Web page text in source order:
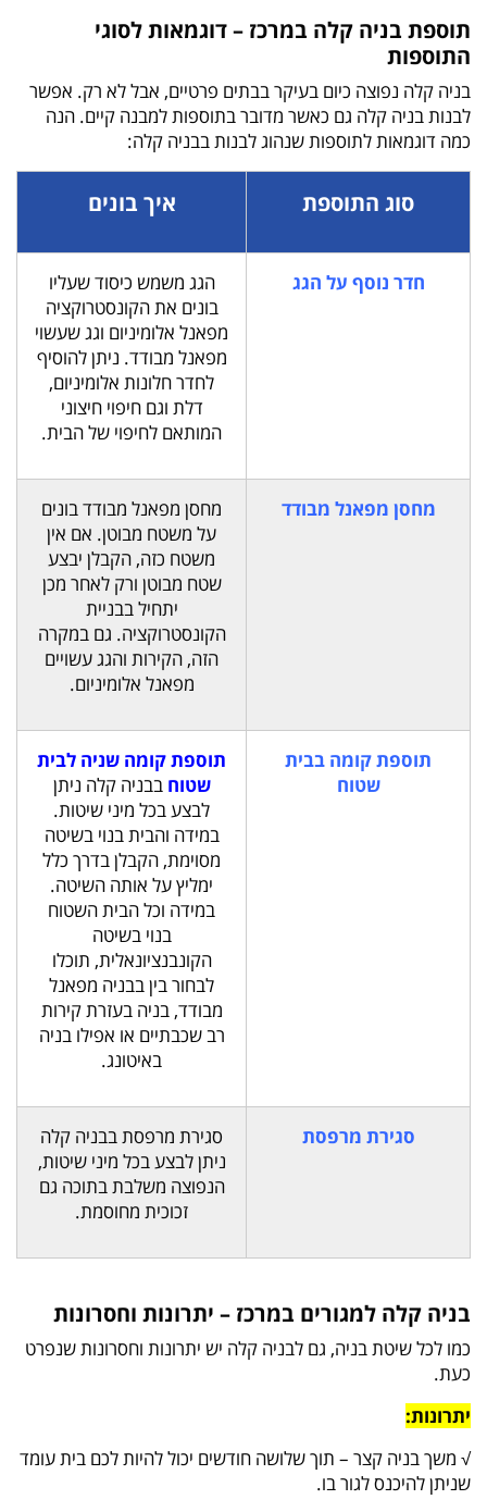
תוספת בניה קלה במרכז – דוגמאות לסוגי
התוספות
בניה קלה נפוצה כיום בעיקר בבתים פרטיים, אבל לא רק. אפשר
לבנות בניה קלה גם כאשר מדובר בתוספות למבנה קיים. הנה
כמה דוגמאות לתוספות שנהוג לבנות בבניה קלה:
סוג התוספת איך בונים
חדר נוסף על הגג
הגג משמש כיסוד שעליו
בונים את הקונסטרוקציה
מפאנל אלומיניום וגג שעשוי
מפאנל מבודד. ניתן להוסיף
לחדר חלונות אלומיניום,
דלת וגם חיפוי חיצוני
המותאם לחיפוי של הבית.
מחסן מפאנל מבודד
מחסן מפאנל מבודד בונים
על משטח מבוטן. אם אין
משטח כזה, הקבלן יבצע
שטח מבוטן ורק לאחר מכן
יתחיל בבניית
הקונסטרוקציה. גם במקרה
הזה, הקירות והגג עשויים
מפאנל אלומיניום.
תוספת קומה בבית
שטוח
תוספת קומה שניה לבית
שטוח בבניה קלה ניתן
לבצע בכל מיני שיטות.
במידה והבית בנוי בשיטה
מסוימת, הקבלן בדרך כלל
ימליץ על אותה השיטה.
במידה וכל הבית השטוח
בנוי בשיטה
הקונבנציונאלית, תוכלו
לבחור בין בבניה מפאנל
מבודד, בניה בעזרת קירות
רב שכבתיים או אפילו בניה
באיטונג.
סגירת מרפסת
סגירת מרפסת בבניה קלה
ניתן לבצע בכל מיני שיטות,
הנפוצה משלבת בתוכה גם
זכוכית מחוסמת.
בניה קלה למגורים במרכז – יתרונות וחסרונות
כמו לכל שיטת בניה, גם לבניה קלה יש יתרונות וחסרונות שנפרט
כעת.
יתרונות:
√ משך בניה קצר – תוך שלושה חודשים יכול להיות לכם בית עומד
שניתן להיכנס לגור בו.